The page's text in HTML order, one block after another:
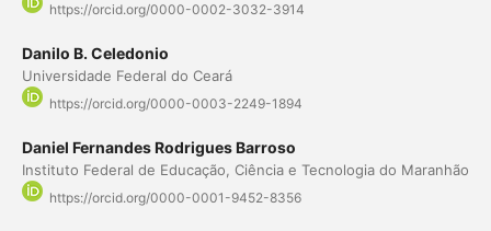
https://orcid.org/0000-0002-3032-3914
Danilo B. Celedonio
Universidade Federal do Ceará
https://orcid.org/0000-0003-2249-1894
Daniel Fernandes Rodrigues Barroso
Instituto Federal de Educação, Ciência e Tecnologia do Maranhão
https://orcid.org/0000-0001-9452-8356